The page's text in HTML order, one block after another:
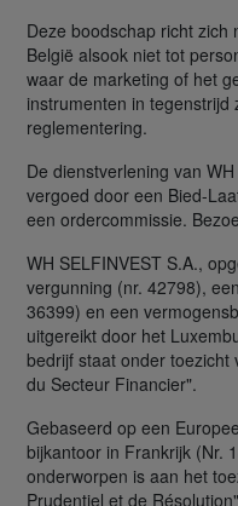
Deze boodschap richt zich
België alsook niet tot
waar de marketing of het
instrumenten in
reglementering.
De dienstverlening van
vergoed door een Bied-
een ordercommissie.
WH SELFINVEST S.A.,
vergunning (nr. 42798),
36399) en een
uitgereikt door het
bedrijf staat onder toezicht
du Secteur Financier".
Gebaseerd op een
bijkantoor in Frankrijk (Nr.
onderworpen is aan het
Prudentiel et de